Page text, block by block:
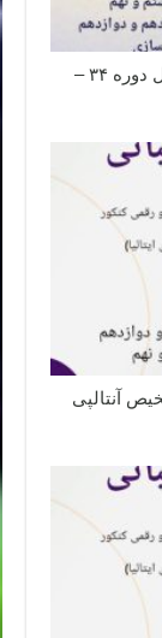
تحلیل سوال ۵ شیمی المپیاد ۱۴۰۲ مرحله اول دوره ۳۴ –
آنتالپی